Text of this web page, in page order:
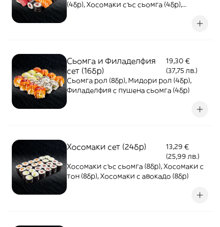
(4бр), Хосомаки със сьомга (4бр),
Сьомга и Филаделфия
сет (16бр)
19,30 €
(37,75 лв.)
Сьомга рол (8бр), Мидори рол (4бр),
Филаделфия с пушена сьомга (4бр)
Хосомаки сет (24бр)
13,29 €
(25,99 лв.)
Хосомаки със сьомга (8бр), Хосомаки с
тон (8бр), Хосомаки с авокадо (8бр)